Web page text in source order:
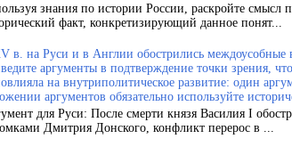
знания по истории России, раскройте смысл
факт, конкретизирующий данное понят...
в. на Руси и в Англии обострились междоусобные
аргументы в подтверждение точки зрения,
на внутриполитическое развитие: один
аргументов обязательно используйте
для Руси: После смерти князя Василия I
Дмитрия Донского, конфликт перерос в ...